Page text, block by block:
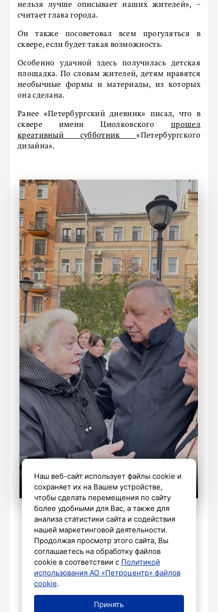
нельзя лучше описывает наших жителей», –
считает глава города.
Он также посоветовал всем прогуляться в
сквере, если будет такая возможность.
Особенно удачной здесь получилась детская
площадка. По словам жителей, детям нравятся
необычные формы и материалы, из которых
она сделана.
Ранее «Петербургский дневник» писал, что в
сквере имени Циолковскогопрошел
креативный субботник «Петербургского
дизайна».
телеграм-канал губернатора Петербурга
Александра Беглова
ПРОИСШЕСТВИЯ
В Петербурге арестована
организации «Граждане СССР»*
Наш веб-сайт использует файлы cookie и
сохраняет их на Вашем устройстве,
чтобы сделать перемещения по сайту
более удобными для Вас, а также для
анализа статистики сайта и содействия
нашей маркетинговой деятельности.
Продолжая просмотр этого сайта, Вы
соглашаетесь на обработку файлов
cookie в соответствии с Политикой
использования АО «Петроцентр» файлов
cookie.
Принять